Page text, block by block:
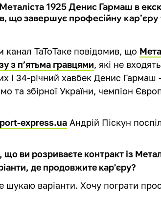
1925 Денис Гармаш в
що завершує професійну кар’єру
канал ТаТоТаке повідомив, що
з п’ятьма гравцями, які не
і 34-річний хавбек Денис Гармаш
та збірної України, чемпіон
express.ua Андрій Піскун
, що ви розриваєте контракт із
де продовжите кар'єру?
шукаю варіанти. Хочу пограти